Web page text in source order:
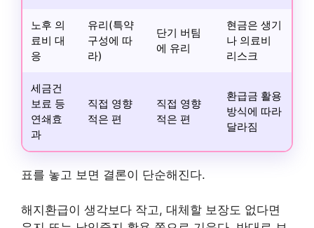
노후 의
료비 대
응
유리(특약
구성에 따
라)
단기 버팀
에 유리
현금은 생기
나 의료비
리스크
세금건
보료 등
연쇄효
과
직접 영향
적은 편
직접 영향
적은 편
환급금 활용
방식에 따라
달라짐
표를 놓고 보면 결론이 단순해진다.
해지환급이 생각보다 작고, 대체할 보장도 없다면